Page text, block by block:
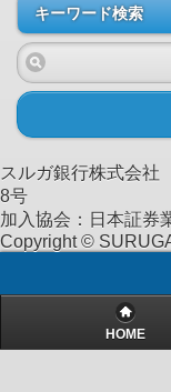
キーワード検索
スルガ銀行株式会
8号
加入協会：日本証券
Copyright ©
HOME